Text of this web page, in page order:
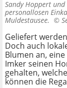
Sandy Hoppert
personallosen
Muldestausee. ©
Geliefert
Doch auch
Blumen an,
Imker seinen
gehalten,
können die